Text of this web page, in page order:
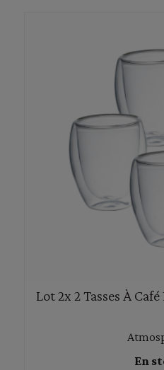
Lot 2x 2 Tasses À
En